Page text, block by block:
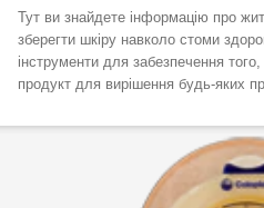
Тут ви знайдете інформацію про
зберегти шкіру навколо стоми
інструменти для забезпечення
продукт для вирішення будь-яких